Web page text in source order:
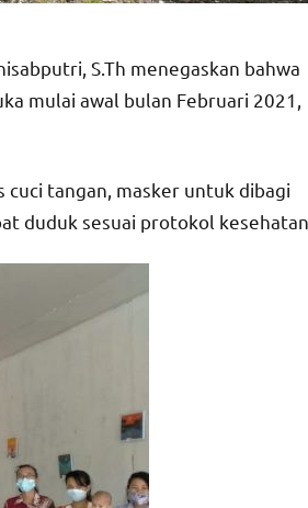
S.Th menegaskan bahwa
mulai awal bulan Februari 2021,
cuci tangan, masker untuk dibagi
duduk sesuai protokol